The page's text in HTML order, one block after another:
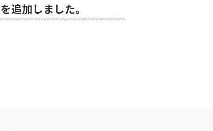
追加しました。